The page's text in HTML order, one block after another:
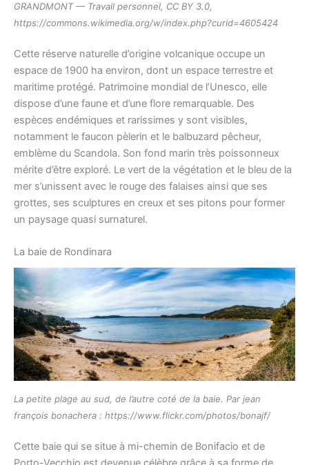
GRANDMONT — Travail personnel, CC BY 3.0,
https://commons.wikimedia.org/w/index.php?curid=4605424
Cette réserve naturelle d’origine volcanique occupe un
espace de 1900 ha environ, dont un espace terrestre et
maritime protégé. Patrimoine mondial de l’Unesco, elle
dispose d’une faune et d’une flore remarquable. Des
espèces endémiques et rarissimes y sont visibles,
notamment le faucon pèlerin et le balbuzard pêcheur,
emblème du Scandola. Son fond marin très poissonneux
mérite d’être exploré. Le vert de la végétation et le bleu de la
mer s’unissent avec le rouge des falaises ainsi que ses
grottes, ses sculptures en creux et ses pitons pour former
un paysage quasi surnaturel.
La baie de Rondinara
La petite plage au sud, de l’autre coté de la baie. Par jean
françois bonachera : https://www.flickr.com/photos/bonajf/
Cette baie qui se situe à mi-chemin de Bonifacio et de